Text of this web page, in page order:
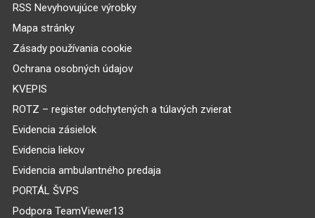
RSS Nevyhovujúce výrobky
Mapa stránky
Zásady používania cookie
Ochrana osobných údajov
KVEPIS
ROTZ – register odchytených a túlavých zvierat
Evidencia zásielok
Evidencia liekov
Evidencia ambulantného predaja
PORTÁL ŠVPS
Podpora TeamViewer13